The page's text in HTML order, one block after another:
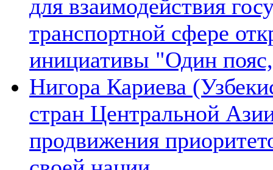
для взаимодействия
транспортной сфере
инициативы "Один
Нигора Кариева
стран Центральной
продвижения